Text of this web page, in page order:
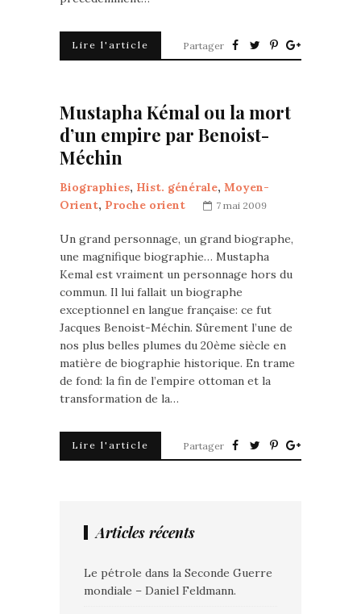
Lire l'article Partager
Mustapha Kémal ou la mort
d’un empire par Benoist-
Méchin
Biographies, Hist. générale, Moyen-
Orient, Proche orient 7 mai 2009
Un grand personnage, un grand biographe,
une magnifique biographie… Mustapha
Kemal est vraiment un personnage hors du
commun. Il lui fallait un biographe
exceptionnel en langue française: ce fut
Jacques Benoist-Méchin. Sûrement l’une de
nos plus belles plumes du 20ème siècle en
matière de biographie historique. En trame
de fond: la fin de l’empire ottoman et la
transformation de la…
Lire l'article Partager
Articles récents
Le pétrole dans la Seconde Guerre
mondiale – Daniel Feldmann.